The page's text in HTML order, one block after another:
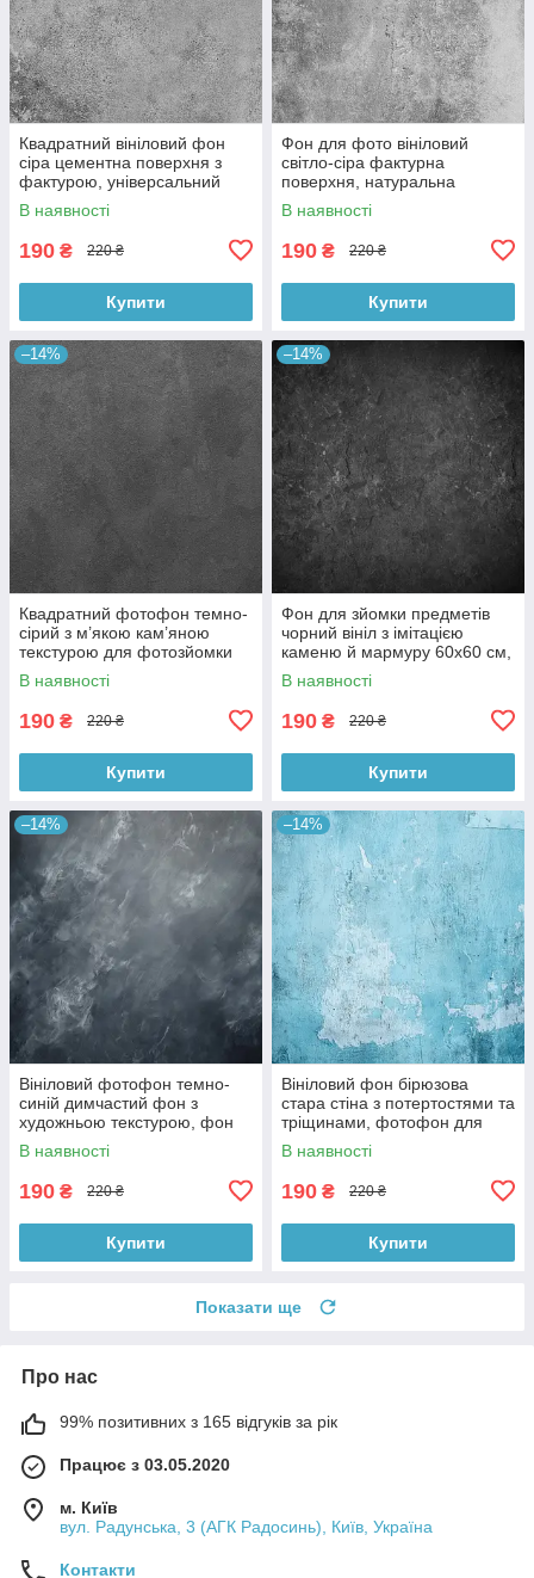
Квадратний вініловий фон
сіра цементна поверхня з
фактурою, універсальний
фотофон для зйомки 60x60
см, №550659
В наявності
190 ₴ 220 ₴
Купити
Фон для фото вініловий
світло-сіра фактурна
поверхня, натуральна
бетонна текстура, 60x60 см,
№550413
В наявності
190 ₴ 220 ₴
Купити
–14%
Квадратний фотофон темно-
сірий з м’якою кам’яною
текстурою для фотозйомки
товарів 60x60 см, №550076
В наявності
190 ₴ 220 ₴
Купити
–14%
Фон для зйомки предметів
чорний вініл з імітацією
каменю й мармуру 60x60 см,
№550006
В наявності
190 ₴ 220 ₴
Купити
–14%
Вініловий фотофон темно-
синій димчастий фон з
художньою текстурою, фон
для фото 60x60 см,
№551759
В наявності
190 ₴ 220 ₴
Купити
–14%
Вініловий фон бірюзова
стара стіна з потертостями та
тріщинами, фотофон для
зйомки 60x60 см, №551779
В наявності
190 ₴ 220 ₴
Купити
Показати ще
Про нас
99% позитивних з 165 відгуків за рік
Працює з 03.05.2020
м. Київ
вул. Радунська, 3 (АГК Радосинь), Київ, Україна
Контакти